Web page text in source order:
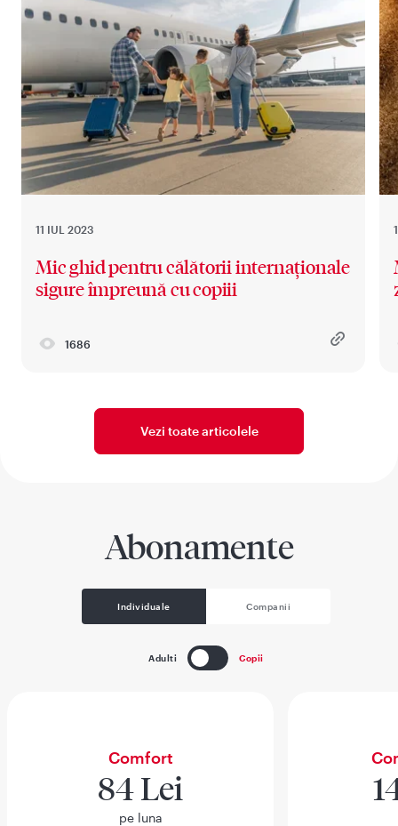
11 IUL 2023
Mic ghid pentru călătorii internaționale
sigure împreună cu copiii
1686
Vezi toate articolele
Abonamente
Individuale Companii
Adulti Copii
Comfort
84 Lei
pe luna